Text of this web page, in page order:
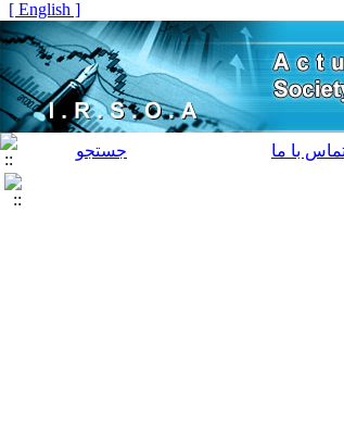
[ English ]
با ما جستجو